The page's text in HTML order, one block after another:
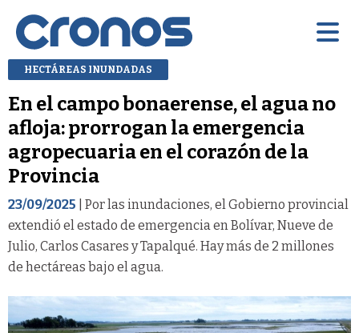
HECTÁREAS INUNDADAS
En el campo bonaerense, el agua no
afloja: prorrogan la emergencia
agropecuaria en el corazón de la
Provincia
23/09/2025 | Por las inundaciones, el Gobierno provincial
extendió el estado de emergencia en Bolívar, Nueve de
Julio, Carlos Casares y Tapalqué. Hay más de 2 millones
de hectáreas bajo el agua.